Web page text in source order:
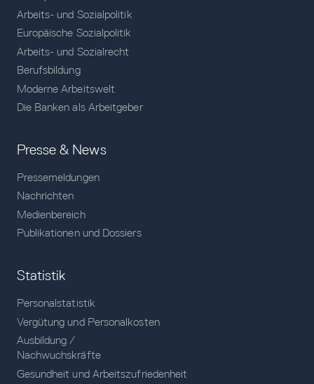
Arbeits- und Sozialpolitik
Europäische Sozialpolitik
Arbeits- und Sozialrecht
Berufsbildung
Moderne Arbeitswelt
Die Banken als Arbeitgeber
Presse & News
Pressemeldungen
Nachrichten
Medienbereich
Publikationen und Dossiers
Statistik
Personalstatistik
Vergütung und Personalkosten
Ausbildung /
Nachwuchskräfte
Gesundheit und Arbeitszufriedenheit